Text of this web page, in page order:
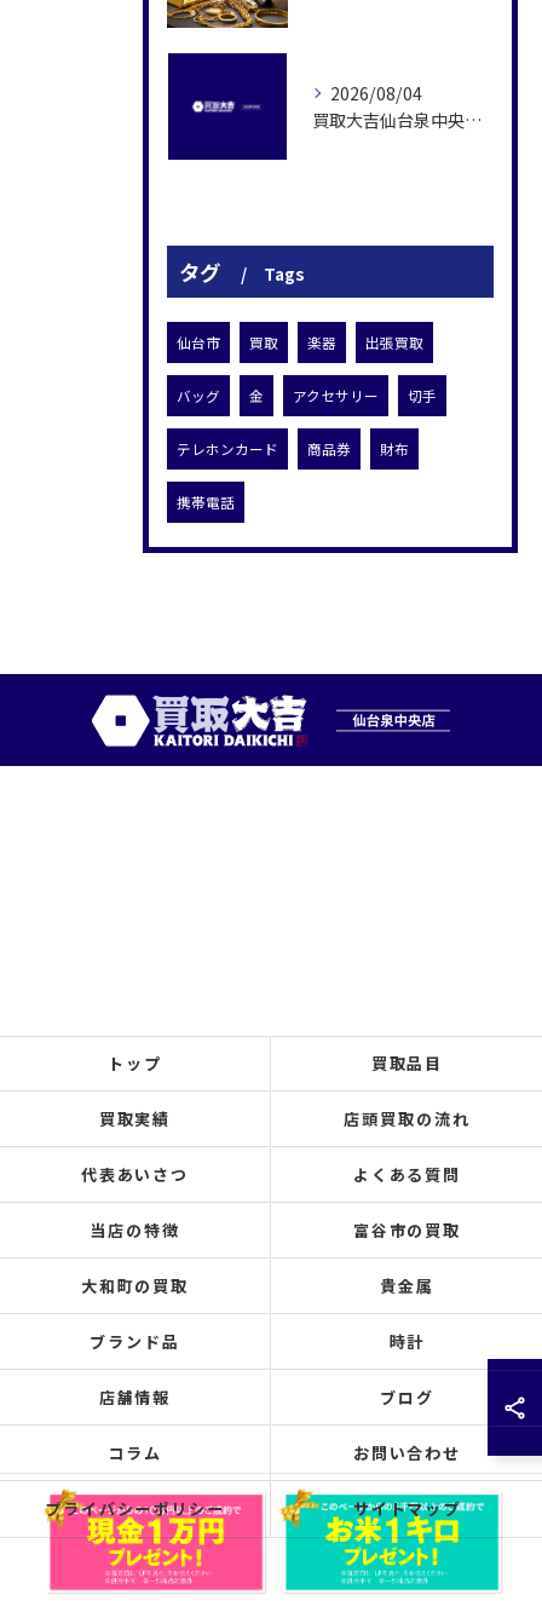
2026/08/04
買取大吉仙台泉中央店の無料査定と現金化の流れ
タグ Tags
仙台市 買取 楽器 出張買取
バッグ 金 アクセサリー 切手
テレホンカード 商品券 財布
携帯電話
トップ 買取品目
買取実績 店頭買取の流れ
代表あいさつ よくある質問
当店の特徴 富谷市の買取
大和町の買取 貴金属
ブランド品 時計
店舗情報 ブログ
コラム お問い合わせ
プライバシーポリシー サイトマップ
© 2026 宮城県仙台市の買取なら買取大吉 仙台泉中央店 ALL RIGHTS RESERVED.